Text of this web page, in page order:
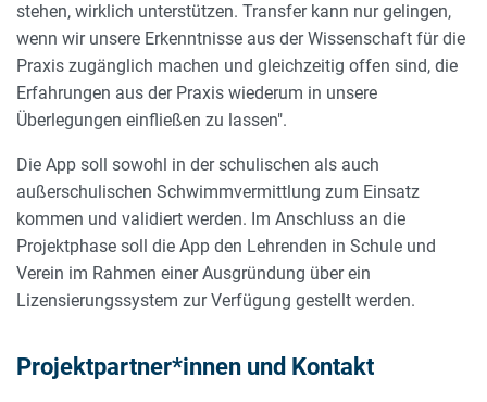
stehen, wirklich unterstützen. Transfer kann nur gelingen,
wenn wir unsere Erkenntnisse aus der Wissenschaft für die
Praxis zugänglich machen und gleichzeitig offen sind, die
Erfahrungen aus der Praxis wiederum in unsere
Überlegungen einfließen zu lassen".
Die App soll sowohl in der schulischen als auch
außerschulischen Schwimmvermittlung zum Einsatz
kommen und validiert werden. Im Anschluss an die
Projektphase soll die App den Lehrenden in Schule und
Verein im Rahmen einer Ausgründung über ein
Lizensierungssystem zur Verfügung gestellt werden.
Projektpartner*innen und Kontakt